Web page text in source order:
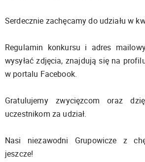
Serdecznie zachęcamy do udziału w
Regulamin konkursu i adres
wysyłać zdjęcia, znajdują się na
w portalu Facebook.
Gratulujemy zwycięzcom oraz
uczestnikom za udział.
Nasi niezawodni Grupowicze z
jeszcze!